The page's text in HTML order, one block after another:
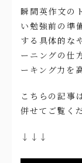
瞬間英作文の
い勉強前の準
する具体的な
ーニングの仕
ーキング力を
こちらの記事
併せてご覧く
↓↓↓